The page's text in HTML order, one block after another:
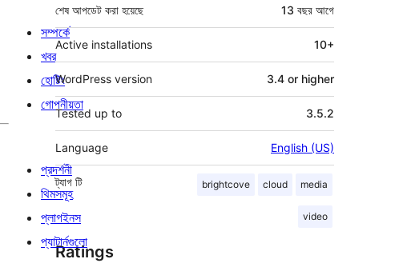
শেষ আপডেট করা হয়েছে 13 বছর আগে
Active installations 10+
WordPress version 3.4 or higher
Tested up to 3.5.2
Language English (US)
ট্যাগ brightcove cloud media
video
টি
Ratings
সম্পর্কে
খবর
হোষ্টিং
গোপনীয়তা
প্রদর্শনী
থিমসমূহ
প্লাগইনস
প্যাটার্নগুলো